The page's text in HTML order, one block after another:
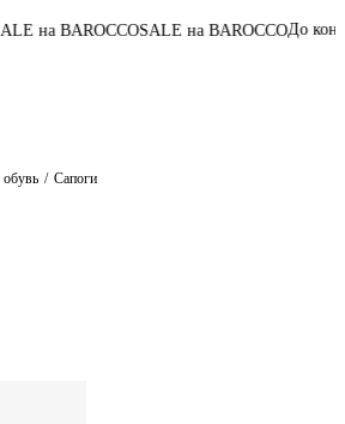
BAROCCOSALE на BAROCCOДо конца акции
Сапоги